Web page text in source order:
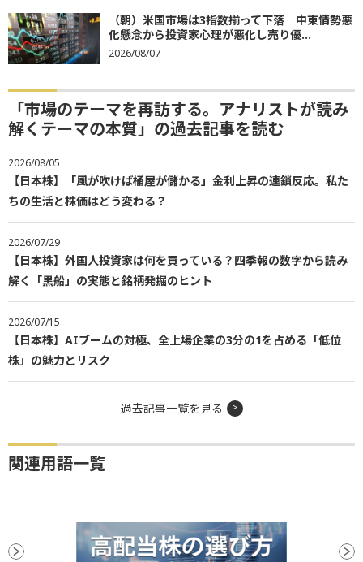
（朝）米国市場は3指数揃って下落 中東情勢悪
化懸念から投資家心理が悪化し売り優...
2026/08/07
「市場のテーマを再訪する。アナリストが読み
解くテーマの本質」の過去記事を読む
2026/08/05
【日本株】「風が吹けば桶屋が儲かる」金利上昇の連鎖反応。私た
ちの生活と株価はどう変わる？
2026/07/29
【日本株】外国人投資家は何を買っている？四季報の数字から読み
解く「黒船」の実態と銘柄発掘のヒント
2026/07/15
【日本株】AIブームの対極、全上場企業の3分の1を占める「低位
株」の魅力とリスク
過去記事一覧を見る
関連用語一覧